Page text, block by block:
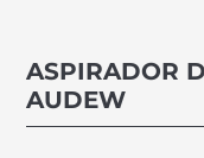
ASPIRADOR
AUDEW